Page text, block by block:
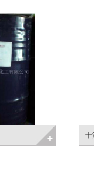
十溴二苯乙烷